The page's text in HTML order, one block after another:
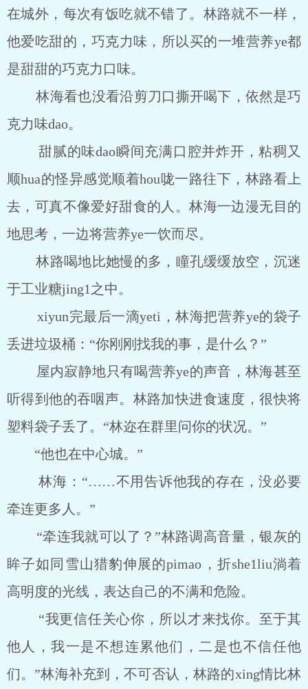
在城外，每次有饭吃就不错了。林路就不一样，
他爱吃甜的，巧克力味，所以买的一堆营养ye都
是甜甜的巧克力口味。
林海看也没看沿剪刀口撕开喝下，依然是巧
克力味dao。
甜腻的味dao瞬间充满口腔并炸开，粘稠又
顺hua的怪异感觉顺着hou咙一路往下，林路看上
去，可真不像爱好甜食的人。林海一边漫无目的
地思考，一边将营养ye一饮而尽。
林路喝地比她慢的多，瞳孔缓缓放空，沉迷
于工业糖jing1之中。
xiyun完最后一滴yeti，林海把营养ye的袋子
丢进垃圾桶：“你刚刚找我的事，是什么？”
屋内寂静地只有喝营养ye的声音，林海甚至
听得到他的吞咽声。林路加快进食速度，很快将
塑料袋子丢了。“林迩在群里问你的状况。”
“他也在中心城。”
林海：“……不用告诉他我的存在，没必要
牵连更多人。”
“牵连我就可以了？”林路调高音量，银灰的
眸子如同雪山猎豹伸展的pimao，折she1liu淌着
高明度的光线，表达自己的不满和危险。
“我更信任关心你，所以才来找你。至于其
他人，我一是不想连累他们，二是也不信任他
们。”林海补充到，不可否认，林路的xing情比林